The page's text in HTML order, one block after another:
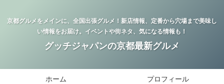
京都グルメをメインに、全国出張グルメ！新店情報、定番から穴場まで美味し
い情報をお届け。イベントや街ネタ、気になる情報も！
グッチジャパンの京都最新グルメ
ホーム プロフィール